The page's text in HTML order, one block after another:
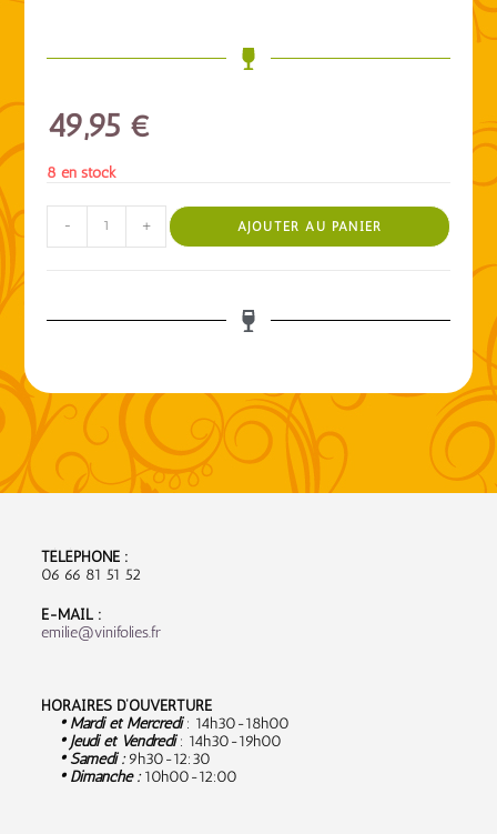
49,95 €
8 en stock
- + AJOUTER AU PANIER
TÉLÉPHONE :
06 66 81 51 52
E-MAIL :
emilie@vinifolies.fr
HORAIRES D’OUVERTURE
• Mardi et Mercredi: 14h30-18h00
• Jeudi et Vendredi: 14h30-19h00
• Samedi :9h30-12:30
• Dimanche :10h00-12:00